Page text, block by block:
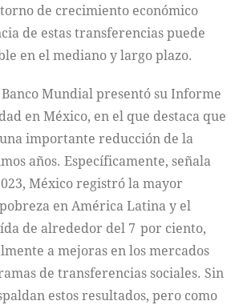
de crecimiento económico
de estas transferencias puede
en el mediano y largo plazo.
Mundial presentó su Informe
en México, en el que destaca que
importante reducción de la
años. Específicamente, señala
México registró la mayor
en América Latina y el
de alrededor del 7 por ciento,
a mejoras en los mercados
de transferencias sociales. Sin
estos resultados, pero como